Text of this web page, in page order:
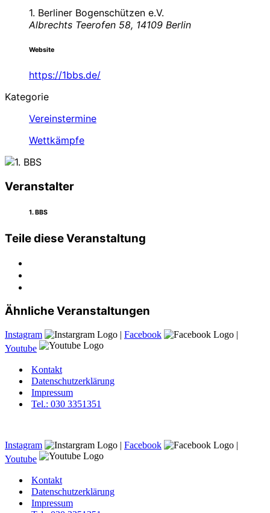
1. Berliner Bogenschützen e.V.
Albrechts Teerofen 58, 14109 Berlin
Website
https://1bbs.de/
Kategorie
Vereinstermine
Wettkämpfe
Veranstalter
1. BBS
Teile diese Veranstaltung
Ähnliche Veranstaltungen
Instagram | Facebook
|
Youtube
Kontakt
Datenschutzerklärung
Impressum
Tel.: 030 3351351
Instagram | Facebook
|
Youtube
Kontakt
Datenschutzerklärung
Impressum